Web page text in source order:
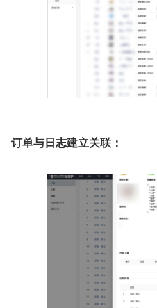
订单与日志建立关联：